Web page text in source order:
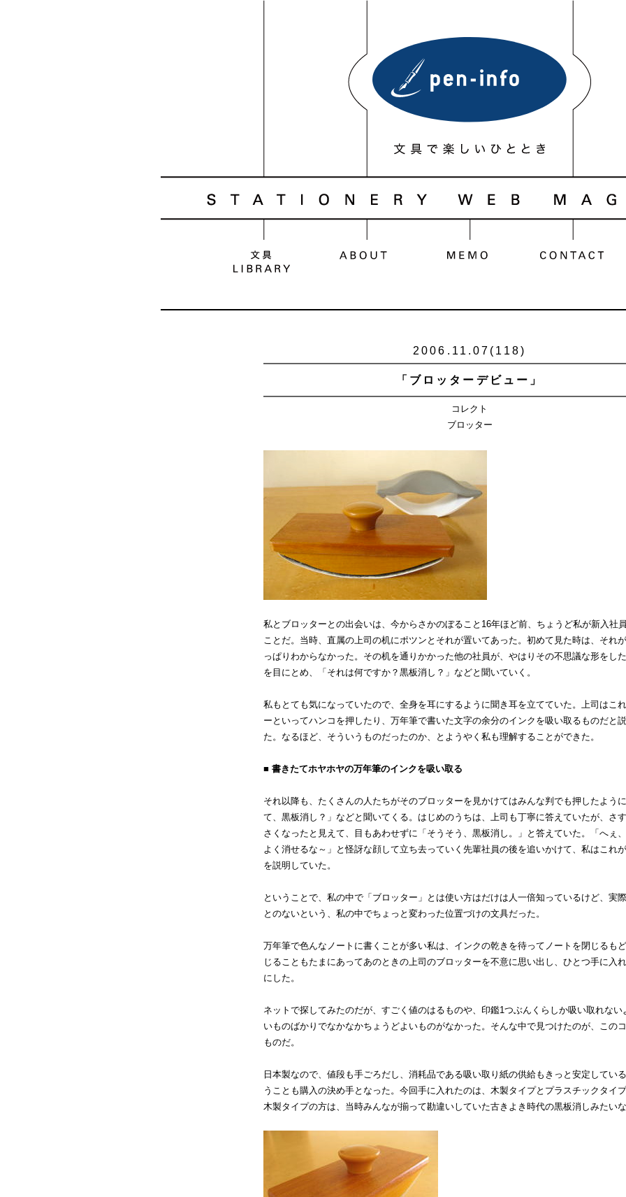
2006.11.07(118)
「ブロッターデビュー」
コレクト
ブロッター
私とブロッターとの出会いは、今からさかのぼること16年ほど前、ちょうど私が新入社
ことだ。当時、直属の上司の机にポツンとそれが置いてあった。初めて見た時は、それ
っぱりわからなかった。その机を通りかかった他の社員が、やはりその不思議な形をし
を目にとめ、「それは何ですか？黒板消し？」などと聞いていく。
私もとても気になっていたので、全身を耳にするように聞き耳を立てていた。上司はこ
ーといってハンコを押したり、万年筆で書いた文字の余分のインクを吸い取るものだと
た。なるほど、そういうものだったのか、とようやく私も理解することができた。
■ 書きたてホヤホヤの万年筆のインクを吸い取る
それ以降も、たくさんの人たちがそのブロッターを見かけてはみんな判でも押したよう
て、黒板消し？」などと聞いてくる。はじめのうちは、上司も丁寧に答えていたが、さ
さくなったと見えて、目もあわせずに「そうそう、黒板消し。」と答えていた。「へぇ
よく消せるな～」と怪訝な顔して立ち去っていく先輩社員の後を追いかけて、私はこれ
を説明していた。
ということで、私の中で「ブロッター」とは使い方はだけは人一倍知っているけど、実
とのないという、私の中でちょっと変わった位置づけの文具だった。
万年筆で色んなノートに書くことが多い私は、インクの乾きを待ってノートを閉じるも
じることもたまにあってあのときの上司のブロッターを不意に思い出し、ひとつ手に入
にした。
ネットで探してみたのだが、すごく値のはるものや、印鑑1つぶんくらしか吸い取れない
いものばかりでなかなかちょうどよいものがなかった。そんな中で見つけたのが、この
ものだ。
日本製なので、値段も手ごろだし、消耗品である吸い取り紙の供給もきっと安定してい
うことも購入の決め手となった。今回手に入れたのは、木製タイプとプラスチックタイプ
木製タイプの方は、当時みんなが揃って勘違いしていた古きよき時代の黒板消しみたいな